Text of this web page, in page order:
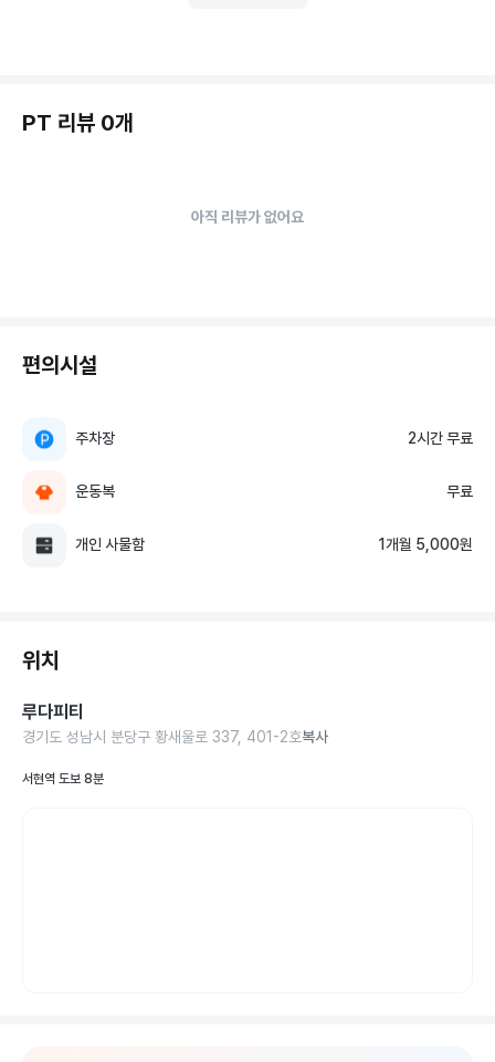
PT 리뷰 0개
아직 리뷰가 없어요
편의시설
주차장 2시간 무료
운동복 무료
개인 사물함 1개월 5,000원
위치
루다피티
경기도 성남시 분당구 황새울로 337, 401-2호복사
서현역 도보 8분